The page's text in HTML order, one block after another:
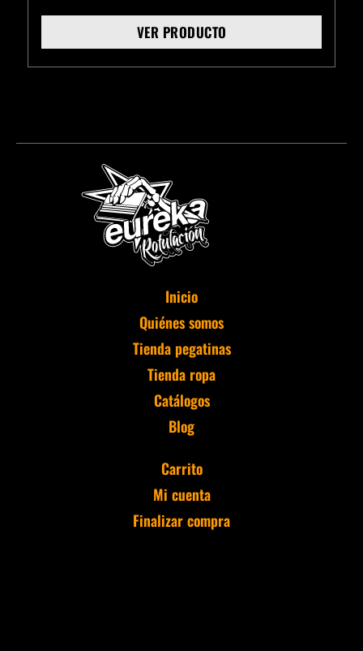
VER PRODUCTO
Inicio
Quiénes somos
Tienda pegatinas
Tienda ropa
Catálogos
Blog
Carrito
Mi cuenta
Finalizar compra